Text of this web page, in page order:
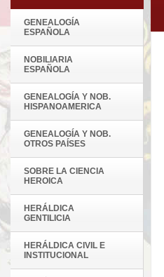
GENEALOGÍA
ESPAÑOLA
NOBILIARIA
ESPAÑOLA
GENEALOGÍA Y NOB.
HISPANOAMERICA
GENEALOGÍA Y NOB.
OTROS PAÍSES
SOBRE LA CIENCIA
HEROICA
HERÁLDICA
GENTILICIA
HERÁLDICA CIVIL E
INSTITUCIONAL